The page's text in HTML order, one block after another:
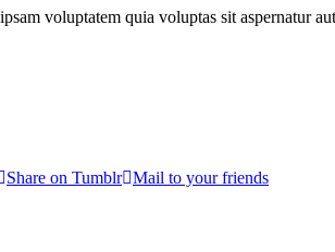
voluptatem quia voluptas sit aspernatur
Share on Tumblr Mail to your friends